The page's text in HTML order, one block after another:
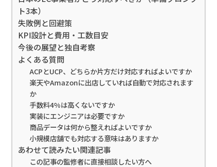
ト3本）
失敗例と回避策
KPI設計と費用・工数目安
今後の展望と独自考察
よくある質問
ACPとUCP、どちらか片方だけ対応すればよいですか
楽天やAmazonに出店していれば自動で対応されます
か
手数料4%は高くないですか
実装にエンジニアは必要ですか
商品データは何から整えればよいですか
小規模店舗でも対応する意味はありますか
あわせて読みたい関連記事
この記事の監修者に直接相談したい方へ